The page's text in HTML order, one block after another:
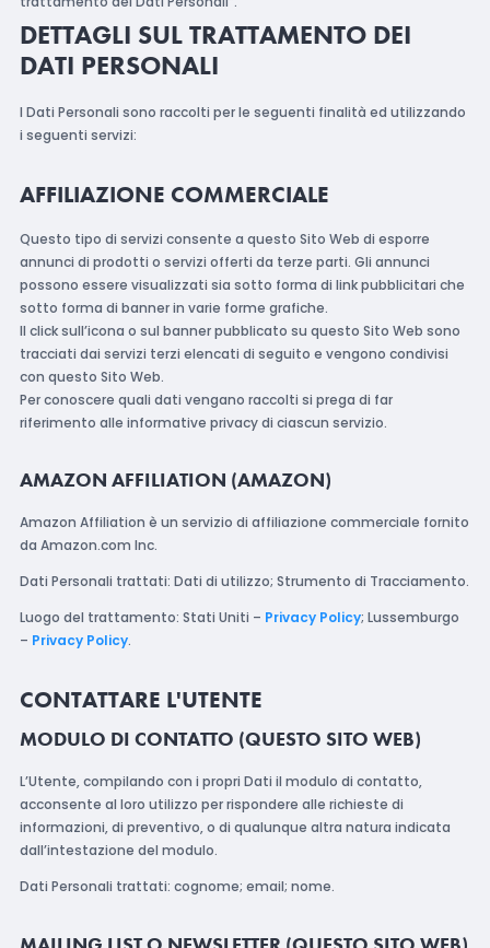
DETTAGLI SUL TRATTAMENTO DEI
DATI PERSONALI
I Dati Personali sono raccolti per le seguenti finalità ed utilizzando
i seguenti servizi:
AFFILIAZIONE COMMERCIALE
Questo tipo di servizi consente a questo Sito Web di esporre
annunci di prodotti o servizi offerti da terze parti. Gli annunci
possono essere visualizzati sia sotto forma di link pubblicitari che
sotto forma di banner in varie forme grafiche.
Il click sull’icona o sul banner pubblicato su questo Sito Web sono
tracciati dai servizi terzi elencati di seguito e vengono condivisi
con questo Sito Web.
Per conoscere quali dati vengano raccolti si prega di far
riferimento alle informative privacy di ciascun servizio.
AMAZON AFFILIATION (AMAZON)
Amazon Affiliation è un servizio di affiliazione commerciale fornito
da Amazon.com Inc.
Dati Personali trattati: Dati di utilizzo; Strumento di Tracciamento.
Luogo del trattamento: Stati Uniti – Privacy Policy; Lussemburgo
– Privacy Policy.
CONTATTARE L'UTENTE
MODULO DI CONTATTO (QUESTO SITO WEB)
L’Utente, compilando con i propri Dati il modulo di contatto,
acconsente al loro utilizzo per rispondere alle richieste di
informazioni, di preventivo, o di qualunque altra natura indicata
dall’intestazione del modulo.
Dati Personali trattati: cognome; email; nome.